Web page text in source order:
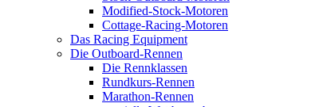
Modified-Stock-Motoren
Cottage-Racing-Motoren
Das Racing Equipment
Die Outboard-Rennen
Die Rennklassen
Rundkurs-Rennen
Marathon-Rennen